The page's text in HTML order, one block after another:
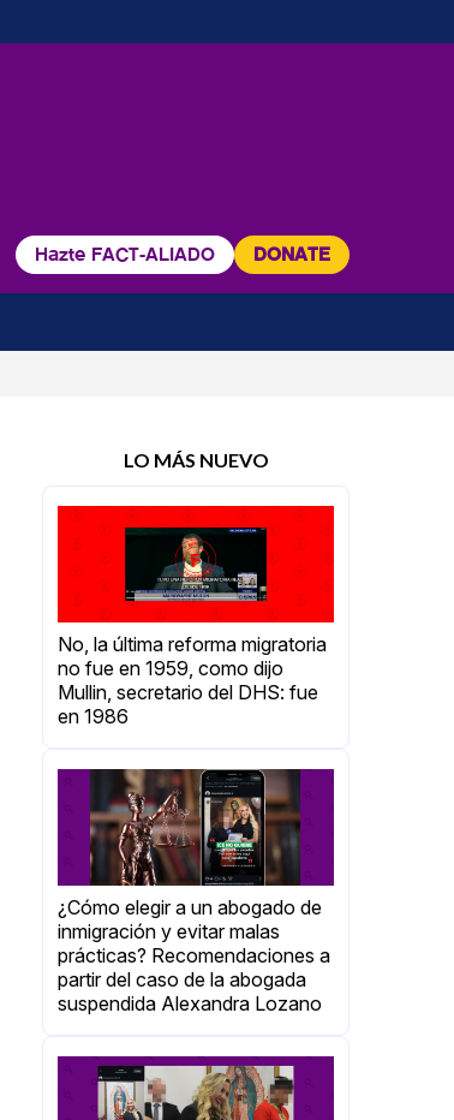
Hazte FACT-ALIADO DONATE
LO MÁS NUEVO
No, la última reforma migratoria
no fue en 1959, como dijo
Mullin, secretario del DHS: fue
en 1986
¿Cómo elegir a un abogado de
inmigración y evitar malas
prácticas? Recomendaciones a
partir del caso de la abogada
suspendida Alexandra Lozano